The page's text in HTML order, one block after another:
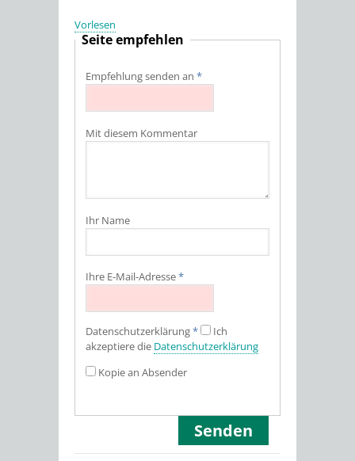
Vorlesen
Seite empfehlen
Empfehlung senden an *
Mit diesem Kommentar
Ihr Name
Ihre E-Mail-Adresse*
Datenschutz­erklärung*
Ich
akzeptiere die Datenschutz­erklärung
Kopie an Absender